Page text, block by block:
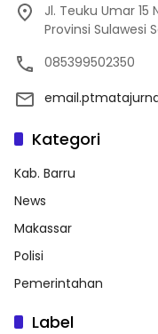
Jl. Teuku Umar 15
Provinsi Sulawesi
085399502350
Kategori
Kab. Barru
News
Makassar
Polisi
Pemerintahan
Label